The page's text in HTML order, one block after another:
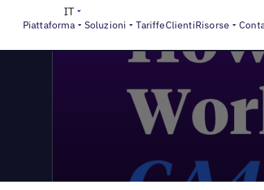
Piattaforma Soluzioni TariffeClientiRisorse
IT
Local Marketing Beat